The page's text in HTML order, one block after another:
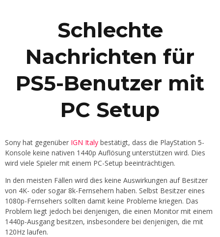
Schlechte
Nachrichten für
PS5-Benutzer mit
PC Setup
Sony hat gegenüber IGN Italy bestätigt, dass die PlayStation 5-
Konsole keine nativen 1440p Auflösung unterstützen wird. Dies
wird viele Spieler mit einem PC-Setup beeinträchtigen.
In den meisten Fällen wird dies keine Auswirkungen auf Besitzer
von 4K- oder sogar 8k-Fernsehern haben. Selbst Besitzer eines
1080p-Fernsehers sollten damit keine Probleme kriegen. Das
Problem liegt jedoch bei denjenigen, die einen Monitor mit einem
1440p-Ausgang besitzen, insbesondere bei denjenigen, die mit
120Hz laufen.